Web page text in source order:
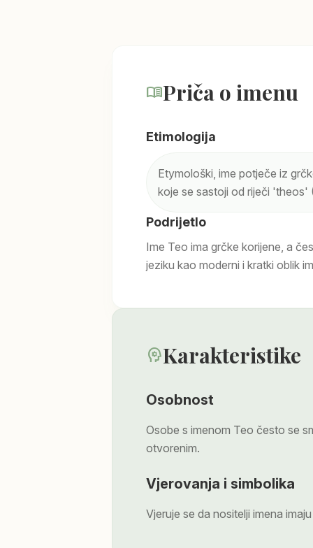
menu_bookPriča o imenu
Etimologija
Etymološki, ime potječe iz
koje se sastoji od riječi
Podrijetlo
Ime Teo ima grčke korijene, a
jeziku kao moderni i kratki oblik
psychologyKarakteristike
Osobnost
Osobe s imenom Teo često se
otvorenim.
Vjerovanja i simbolika
Vjeruje se da nositelji imena